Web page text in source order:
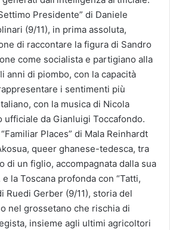
Presidente” di Daniele
(9/11), in prima assoluta,
di raccontare la figura di Sandro
come socialista e partigiano alla
anni di piombo, con la capacità
i sentimenti più
con la musica di Nicola
ufficiale da Gianluigi Toccafondo.
Places” di Mala Reinhardt
queer ghanese-tedesca, tra
di un figlio, accompagnata dalla sua
la Toscana profonda con “Tatti,
Ruedi Gerber (9/11), storia del
nel grossetano che rischia di
insieme agli ultimi agricoltori